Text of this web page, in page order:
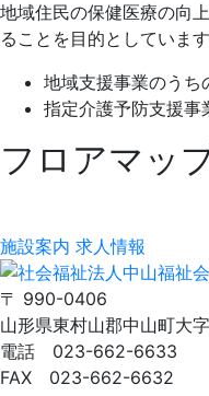
地域住民の保健医療の向
ることを目的としています
地域支援事業のうち
指定介護予防支援事
フロアマッ
施設案内 求人情報
〒 990-0406
山形県東村山郡中山町大
電話 023-662-6633
FAX 023-662-6632